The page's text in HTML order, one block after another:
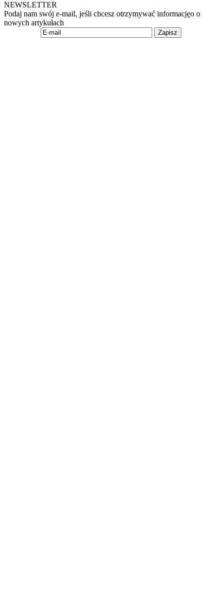
NEWSLETTER
Podaj nam swój e-mail, jeśli chcesz otrzymywać informacjęo o
nowych artykułach
Zapisz